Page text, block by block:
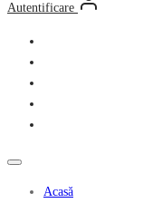
Autentificare
Acasă